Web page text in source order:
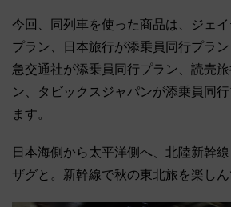
今回、同列車を使った商品は、ジェ
プラン、日本旅行が添乗員同行プラ
急交通社が添乗員同行プラン、読売
ン、タビックスジャパンが添乗員同
ます。
日本海側から太平洋側へ、北陸新幹
ザグと。新幹線で秋の東北旅を楽しん